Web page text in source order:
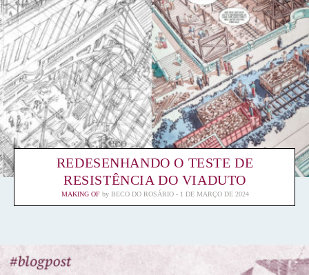
REDESENHANDO O TESTE DE
RESISTÊNCIA DO VIADUTO
MAKING OF by BECO DO ROSÁRIO 1 DE MARÇO DE 2024